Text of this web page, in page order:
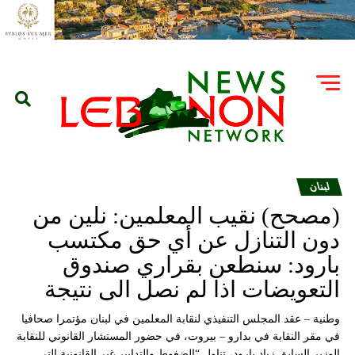
لبنان
(مصحح) نقيب المعلمين: نلين من
دون التنازل عن أي حق مكتسب
بارود: سنطعن بقراري صندوق
التعويضات اذا لم نصل الى نتيجة
وطنية – عقد المجلس التنفيذي لنقابة المعلمين في لبنان مؤتمرا صحافيا
في مقر النقابة في بدارو – بيروت، في حضور المستشار القانوني للنقابة